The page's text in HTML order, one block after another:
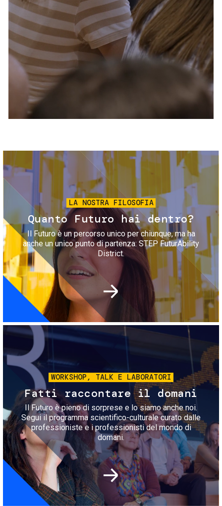
Servizi e accessibilità
Contatti
FAQ
Biglietti
Immagine
LA NOSTRA FILOSOFIA
Quanto Futuro hai dentro?
Il Futuro è un percorso unico per chiunque, ma ha
anche un unico punto di partenza: STEP FuturAbility
District.
Immagine
WORKSHOP, TALK E LABORATORI
Fatti raccontare il domani
Il Futuro è pieno di sorprese e lo siamo anche noi.
Segui il programma scientifico-culturale curato dalle
professioniste e i professionisti del mondo di
domani.